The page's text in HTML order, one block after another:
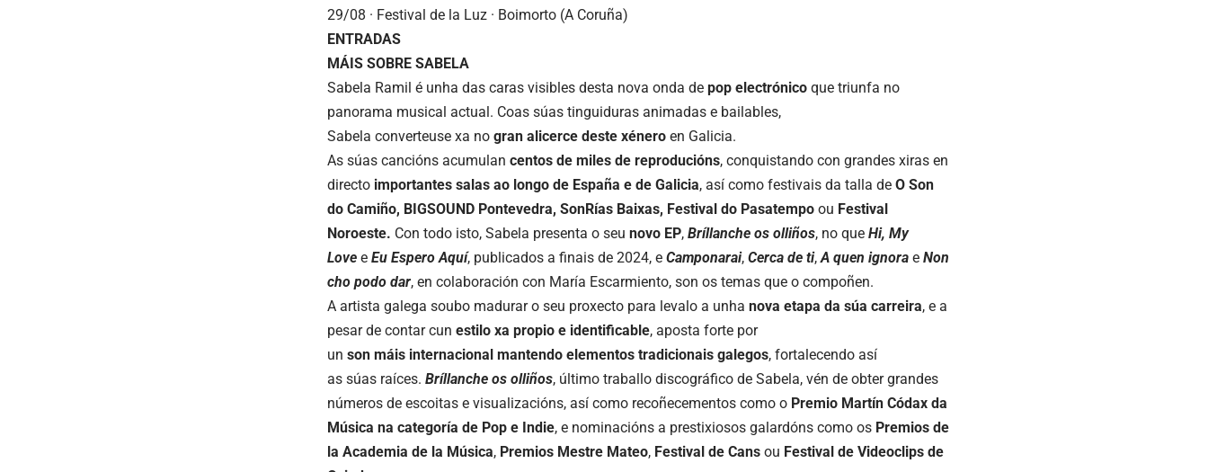
29/08 · Festival de la Luz · Boimorto (A Coruña)
ENTRADAS
MÁIS SOBRE SABELA
Sabela Ramil é unha das caras visibles desta nova onda de pop electrónico que triunfa no
panorama musical actual. Coas súas tinguiduras animadas e bailables,
Sabela converteuse xa no gran alicerce deste xénero en Galicia.
As súas cancións acumulan centos de miles de reproducións, conquistando con grandes xiras en
directo importantes salas ao longo de España e de Galicia, así como festivais da talla de O Son
do Camiño, BIGSOUND Pontevedra, SonRías Baixas, Festival do Pasatempo ou Festival
Noroeste. Con todo isto, Sabela presenta o seu novo EP, Bríllanche os olliños, no que Hi, My
Love e Eu Espero Aquí, publicados a finais de 2024, e Camponarai, Cerca de ti, A quen ignora e Non
cho podo dar, en colaboración con María Escarmiento, son os temas que o compoñen.
A artista galega soubo madurar o seu proxecto para levalo a unha nova etapa da súa carreira, e a
pesar de contar cun estilo xa propio e identificable, aposta forte por
un son máis internacional mantendo elementos tradicionais galegos, fortalecendo así
as súas raíces. Bríllanche os olliños, último traballo discográfico de Sabela, vén de obter grandes
números de escoitas e visualizacións, así como recoñecementos como o Premio Martín Códax da
Música na categoría de Pop e Indie, e nominacións a prestixiosos galardóns como os Premios de
la Academia de la Música, Premios Mestre Mateo, Festival de Cans ou Festival de Videoclips de